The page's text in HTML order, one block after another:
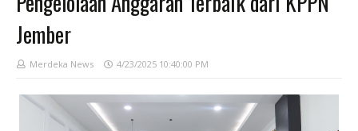
Jember
Merdeka News 4/23/2025 10:40:00 PM